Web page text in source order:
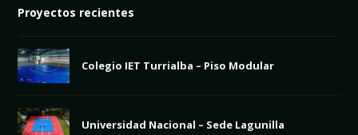
Proyectos recientes
Colegio IET Turrialba – Piso Modular
Universidad Nacional – Sede Lagunilla